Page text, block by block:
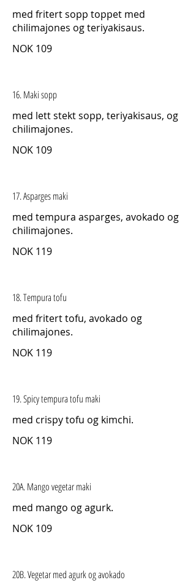
med fritert sopp toppet med
chilimajones og teriyakisaus.
NOK 109
16. Maki sopp
med lett stekt sopp, teriyakisaus, og
chilimajones.
NOK 109
17. Asparges maki
med tempura asparges, avokado og
chilimajones.
NOK 119
18. Tempura tofu
med fritert tofu, avokado og
chilimajones.
NOK 119
19. Spicy tempura tofu maki
med crispy tofu og kimchi.
NOK 119
20A. Mango vegetar maki
med mango og agurk.
NOK 109
20B. Vegetar med agurk og avokado